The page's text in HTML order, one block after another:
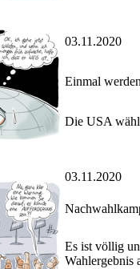
03.11.2020
Einmal
Die USA
03.11.2020
Es ist völlig
Wahlergebnis